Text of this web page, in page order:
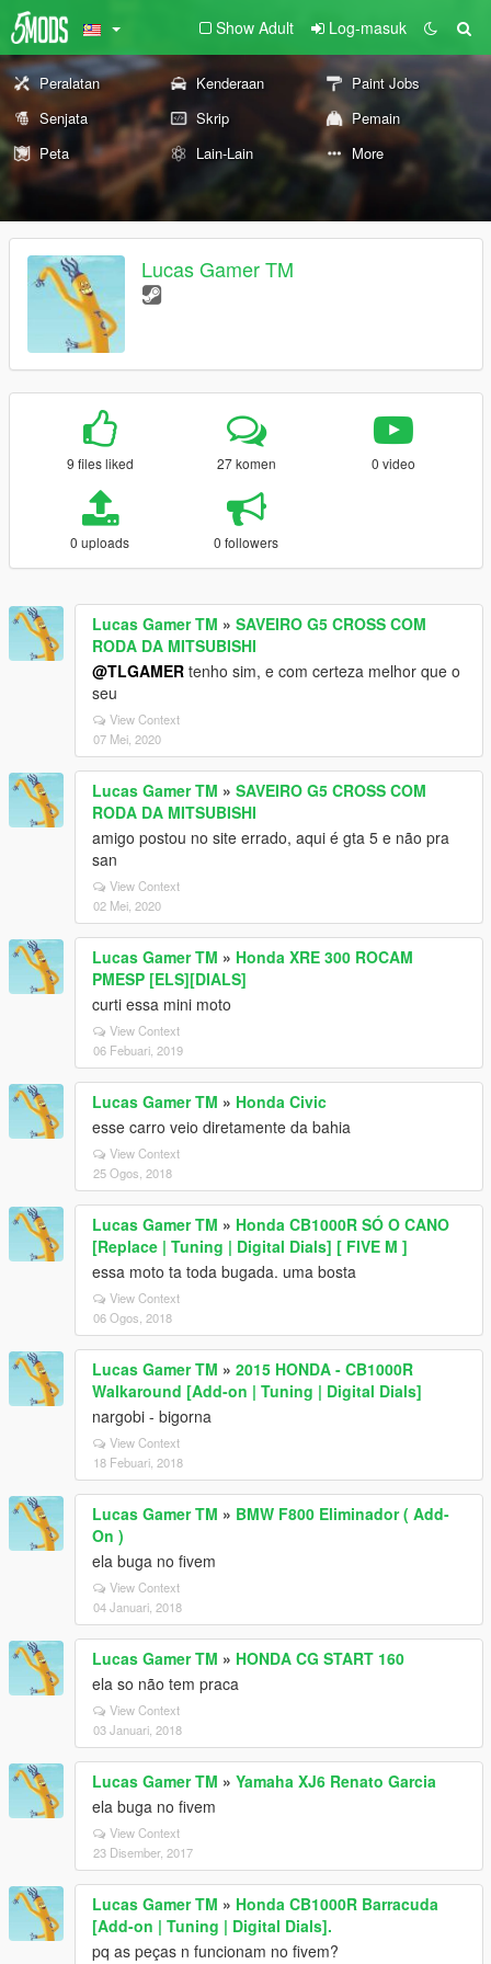
Show Adult Log-masuk
Peralatan Kenderaan
Paint Jobs
Senjata
Skrip
Pemain
Peta
Lain-Lain More
Lucas Gamer TM
9 files liked 27 komen 0 video
0 uploads 0 followers
Lucas Gamer TM » SAVEIRO G5 CROSS COM
RODA DA MITSUBISHI
@TLGAMER tenho sim, e com certeza melhor que o
seu
View Context
07 Mei, 2020
Lucas Gamer TM » SAVEIRO G5 CROSS COM
RODA DA MITSUBISHI
amigo postou no site errado, aqui é gta 5 e não pra
san
View Context
02 Mei, 2020
Lucas Gamer TM » Honda XRE 300 ROCAM
PMESP [ELS][DIALS]
curti essa mini moto
View Context
06 Febuari, 2019
Lucas Gamer TM » Honda Civic
esse carro veio diretamente da bahia
View Context
25 Ogos, 2018
Lucas Gamer TM » Honda CB1000R SÓ O CANO
[Replace | Tuning | Digital Dials] [ FIVE M ]
essa moto ta toda bugada. uma bosta
View Context
06 Ogos, 2018
Lucas Gamer TM » 2015 HONDA - CB1000R
Walkaround [Add-on | Tuning | Digital Dials]
nargobi - bigorna
View Context
18 Febuari, 2018
Lucas Gamer TM » BMW F800 Eliminador ( Add-
On )
ela buga no fivem
View Context
04 Januari, 2018
Lucas Gamer TM » HONDA CG START 160
ela so não tem praca
View Context
03 Januari, 2018
Lucas Gamer TM » Yamaha XJ6 Renato Garcia
ela buga no fivem
View Context
23 Disember, 2017
Lucas Gamer TM » Honda CB1000R Barracuda
[Add-on | Tuning | Digital Dials].
pq as peças n funcionam no fivem?